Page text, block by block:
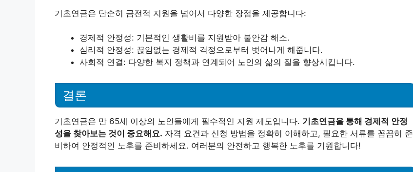
기초연금은 단순히 금전적 지원을 넘어서 다양한 장점을 제공합니다:
경제적 안정성: 기본적인 생활비를 지원받아 불안감 해소.
심리적 안정성: 끊임없는 경제적 걱정으로부터 벗어나게 해줍니다.
사회적 연결: 다양한 복지 정책과 연계되어 노인의 삶의 질을 향상시킵니다.
결론
기초연금은 만 65세 이상의 노인들에게 필수적인 지원 제도입니다. 기초연금을 통해 경제적 안정
성을 찾아보는 것이 중요해요. 자격 요건과 신청 방법을 정확히 이해하고, 필요한 서류를 꼼꼼히 준
비하여 안정적인 노후를 준비하세요. 여러분의 안전하고 행복한 노후를 기원합니다!